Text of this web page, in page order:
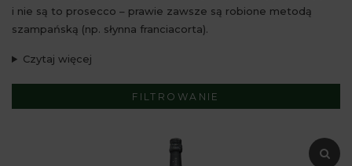
i nie są to prosecco – prawie zawsze są robione metodą
szampańską (np. słynna franciacorta).
Czytaj więcej
FILTROWANIE